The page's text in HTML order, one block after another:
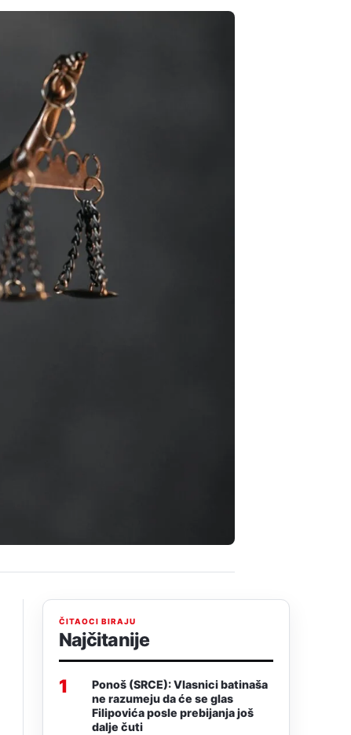
ČITAOCI BIRAJU
Najčitanije
1
Ponoš (SRCE): Vlasnici batinaša
ne razumeju da će se glas
Filipovića posle prebijanja još
dalje čuti